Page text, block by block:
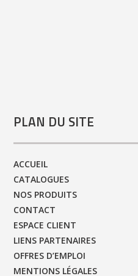
PLAN DU SITE
ACCUEIL
CATALOGUES
NOS PRODUITS
CONTACT
ESPACE CLIENT
LIENS PARTENAIRES
OFFRES D’EMPLOI
MENTIONS LÉGALES